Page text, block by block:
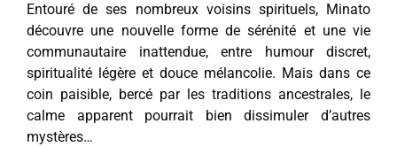
Entouré de ses nombreux voisins spirituels, Minato
découvre une nouvelle forme de sérénité et une vie
communautaire inattendue, entre humour discret,
spiritualité légère et douce mélancolie. Mais dans ce
coin paisible, bercé par les traditions ancestrales, le
calme apparent pourrait bien dissimuler d’autres
mystères…